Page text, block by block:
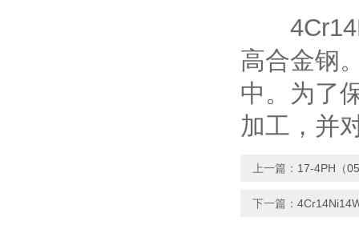
高合金钢
中。为了
加工，并
上一篇： 17-4PH（
下一篇：